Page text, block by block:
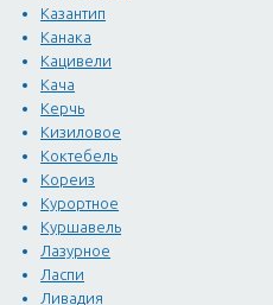
Казантип
Канака
Кацивели
Кача
Керчь
Кизиловое
Коктебель
Кореиз
Курортное
Куршавель
Лазурное
Ласпи
Ливадия